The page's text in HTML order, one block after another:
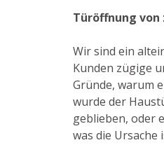
Türöffnung von
Wir sind ein
Kunden zügige
Gründe, warum
wurde der
geblieben, oder
was die